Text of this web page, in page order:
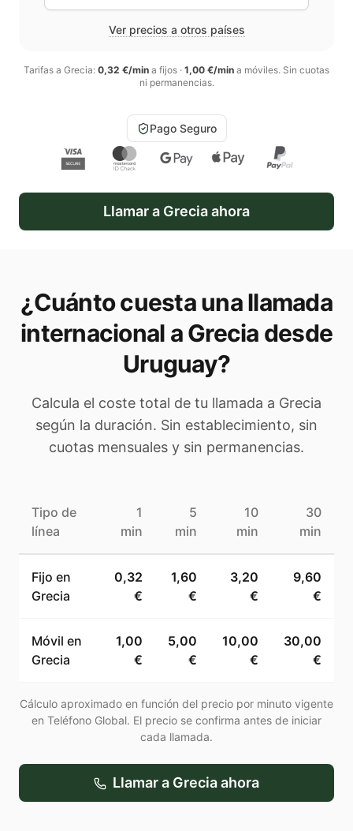
Ver precios a otros países
Tarifas a Grecia: 0,32 €/min a fijos · 1,00 €/min a móviles. Sin cuotas
ni permanencias.
Pago Seguro
Llamar a Greciaahora
¿Cuánto cuesta una llamada
internacional aGrecia desde
Uruguay?
Calcula el coste total de tu llamada a Grecia
según la duración. Sin establecimiento, sin
cuotas mensuales y sin permanencias.
Tipo de
línea
1
min
5
min
10
min
30
min
Fijo en
Grecia
0,32
€
1,60
€
3,20
€
9,60
€
Móvil en
Grecia
1,00
€
5,00
€
10,00
€
30,00
€
Cálculo aproximado en función del precio por minuto vigente
en Teléfono Global. El precio se confirma antes de iniciar
cada llamada.
Llamar a Greciaahora